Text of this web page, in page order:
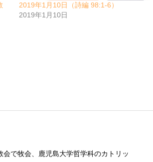
2019年1月10日（詩編 98:1-6）
2019年1月10日
で牧会、鹿児島大学哲学科のカトリッ